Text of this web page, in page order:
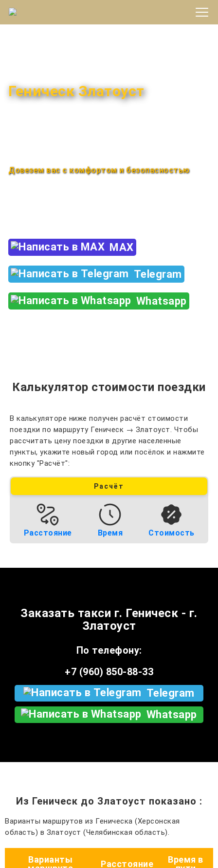
Геническ Златоуст
Довезем вас с комфортом и безопасностью
MAX
Telegram
Whatsapp
Калькулятор стоимости поездки
В калькуляторе ниже получен расчёт стоимости
поездки по маршруту Геническ → Златоуст. Чтобы
рассчитать цену поездки в другие населенные
пункты, укажите новый город или посёлок и нажмите
кнопку "Расчёт":
Расчёт
Расстояние Время Стоимость
Заказать такси г. Геническ - г.
Златоуст
По телефону:
+7 (960) 850-88-33
Telegram
Whatsapp
Из Геническ до Златоуст показано :
Варианты маршрутов из Геническа (Херсонская
область) в Златоуст (Челябинская область).
Варианты
Расстояние
Время в